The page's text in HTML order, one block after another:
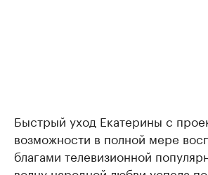
Быстрый уход Екатерины с
возможности в полной мере
благами телевизионной